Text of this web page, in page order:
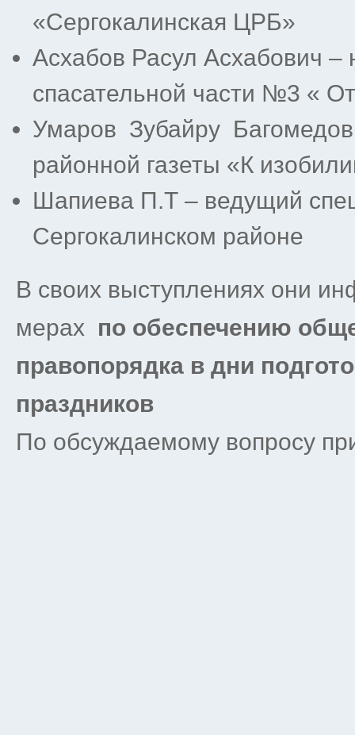
«Сергокалинская ЦРБ»
Асхабов Расул Асхабович
спасательной части №3 «
Умаров Зубайру
районной газеты «К
Шапиева П.Т – ведущий
Сергокалинском районе
В своих выступлениях они
мерах по обеспечению
правопорядка в дни
праздников
По обсуждаемому вопросу